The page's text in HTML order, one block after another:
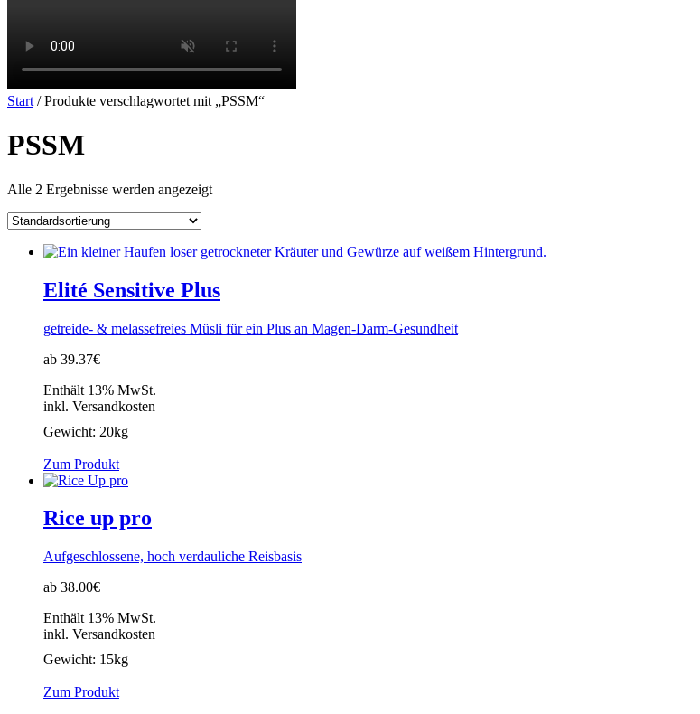
Start / Produkte verschlagwortet mit „PSSM“
PSSM
Alle 2 Ergebnisse werden angezeigt
Elité Sensitive Plus
getreide- & melassefreies Müsli für ein Plus an Magen-Darm-Gesundheit
ab 39.37€
Enthält 13% MwSt.
inkl. Versandkosten
Gewicht: 20kg
Zum Produkt
Rice up pro
Aufgeschlossene, hoch verdauliche Reisbasis
ab 38.00€
Enthält 13% MwSt.
inkl. Versandkosten
Gewicht: 15kg
Zum Produkt